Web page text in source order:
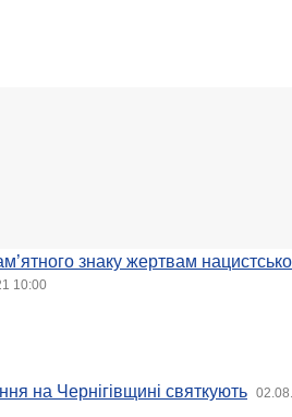
знаку жертвам
10:00
на Чернігівщині святкують